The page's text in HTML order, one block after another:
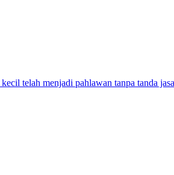
telah menjadi pahlawan tanpa tanda